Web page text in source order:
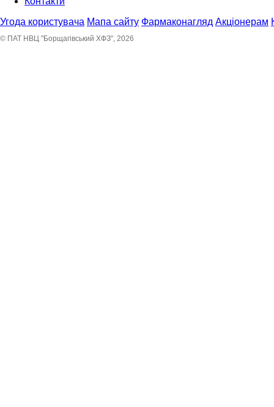
Угода користувача Мапа сайту Фармаконагляд Акціонерам
© ПАТ НВЦ "Борщагівський ХФЗ", 2026